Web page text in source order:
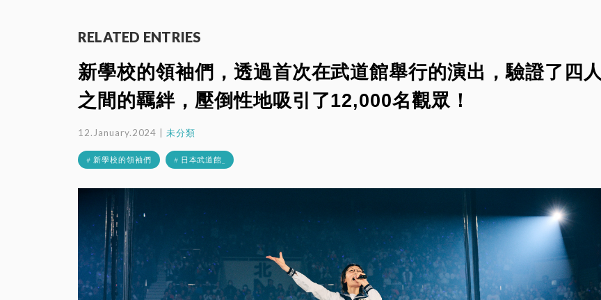
RELATED ENTRIES
新學校的領袖們，透過首次在武道館舉行的演出，驗證了四人
之間的羈絆，壓倒性地吸引了12,000名觀眾！
12.January.2024 |未分類
# 新學校的領袖們 # 日本武道館_